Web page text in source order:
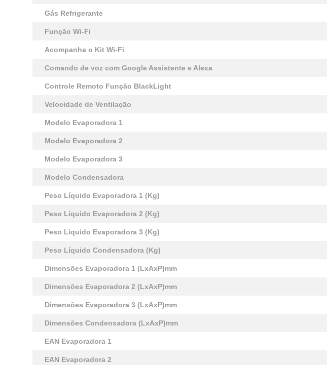
Gás Refrigerante
Função Wi-Fi
Acompanha o Kit Wi-Fi
Comando de voz com Google Assistente e Alexa
Controle Remoto Função BlackLight
Velocidade de Ventilação
Modelo Evaporadora 1
Modelo Evaporadora 2
Modelo Evaporadora 3
Modelo Condensadora
Peso Líquido Evaporadora 1 (Kg)
Peso Líquido Evaporadora 2 (Kg)
Peso Líquido Evaporadora 3 (Kg)
Peso Líquido Condensadora (Kg)
Dimensões Evaporadora 1 (LxAxP)mm
Dimensões Evaporadora 2 (LxAxP)mm
Dimensões Evaporadora 3 (LxAxP)mm
Dimensões Condensadora (LxAxP)mm
EAN Evaporadora 1
EAN Evaporadora 2